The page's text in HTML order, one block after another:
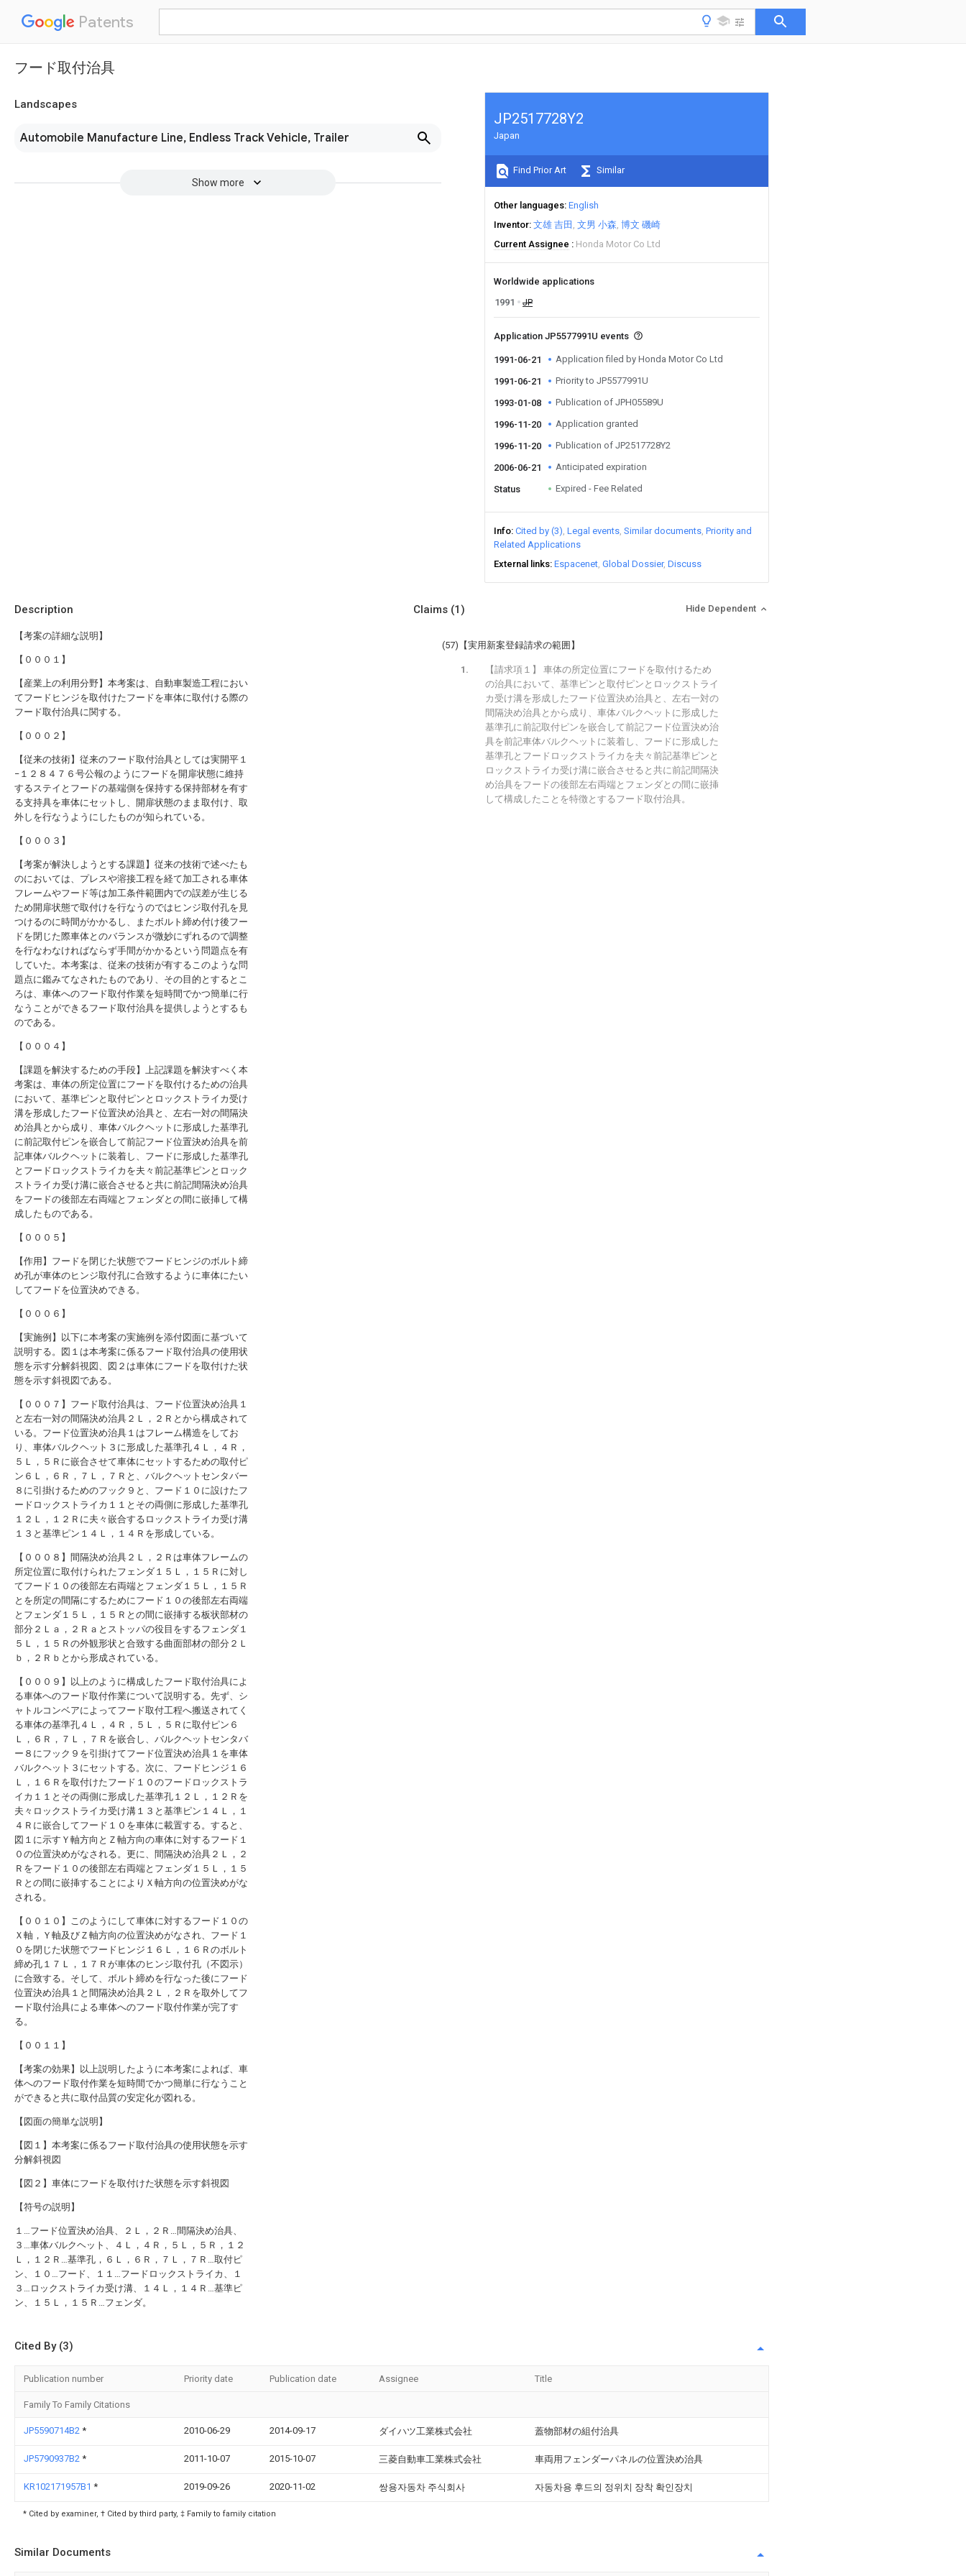
Patents
フード取付治具
Landscapes
Automobile Manufacture Line, Endless Track Vehicle, Trailer
Show more
JP2517728Y2
Japan
Find Prior Art Similar
Other languages English
Inventor 文雄 吉田 文男 小森 博文 磯崎
Current Assignee
Honda Motor Co Ltd
Worldwide applications
1991
JP
Application JP5577991U events
1991-06-21 Application filed by Honda Motor Co Ltd
1991-06-21 Priority to JP5577991U
1993-01-08 Publication of JPH05589U
1996-11-20 Application granted
1996-11-20 Publication of JP2517728Y2
2006-06-21 Anticipated expiration
Status Expired - Fee Related
Info Cited by (3) Legal events Similar documents Priority and
Related Applications
External links Espacenet Global Dossier Discuss
Description
【考案の詳細な説明】
【０００１】
【産業上の利用分野】本考案は、自動車製造工程におい
てフードヒンジを取付けたフードを車体に取付ける際の
フード取付治具に関する。
【０００２】
【従来の技術】従来のフード取付治具としては実開平１
−１２８４７６号公報のようにフードを開扉状態に維持
するステイとフードの基端側を保持する保持部材を有す
る支持具を車体にセットし、開扉状態のまま取付け、取
外しを行なうようにしたものが知られている。
【０００３】
【考案が解決しようとする課題】従来の技術で述べたも
のにおいては、プレスや溶接工程を経て加工される車体
フレームやフード等は加工条件範囲内での誤差が生じる
ため開扉状態で取付けを行なうのではヒンジ取付孔を見
つけるのに時間がかかるし、またボルト締め付け後フー
ドを閉じた際車体とのバランスが微妙にずれるので調整
を行なわなければならず手間がかかるという問題点を有
していた。本考案は、従来の技術が有するこのような問
題点に鑑みてなされたものであり、その目的とするとこ
ろは、車体へのフード取付作業を短時間でかつ簡単に行
なうことができるフード取付治具を提供しようとするも
のである。
【０００４】
【課題を解決するための手段】上記課題を解決すべく本
考案は、車体の所定位置にフードを取付けるための治具
において、基準ピンと取付ピンとロックストライカ受け
溝を形成したフード位置決め治具と、左右一対の間隔決
め治具とから成り、車体バルクヘットに形成した基準孔
に前記取付ピンを嵌合して前記フード位置決め治具を前
記車体バルクヘットに装着し、フードに形成した基準孔
とフードロックストライカを夫々前記基準ピンとロック
ストライカ受け溝に嵌合させると共に前記間隔決め治具
をフードの後部左右両端とフェンダとの間に嵌挿して構
成したものである。
【０００５】
【作用】フードを閉じた状態でフードヒンジのボルト締
め孔が車体のヒンジ取付孔に合致するように車体にたい
してフードを位置決めできる。
【０００６】
【実施例】以下に本考案の実施例を添付図面に基づいて
説明する。図１は本考案に係るフード取付治具の使用状
態を示す分解斜視図、図２は車体にフードを取付けた状
態を示す斜視図である。
【０００７】フード取付治具は、フード位置決め治具１
と左右一対の間隔決め治具２Ｌ，２Ｒとから構成されて
いる。フード位置決め治具１はフレーム構造をしてお
り、車体バルクヘット３に形成した基準孔４Ｌ，４Ｒ，
５Ｌ，５Ｒに嵌合させて車体にセットするための取付ピ
ン６Ｌ，６Ｒ，７Ｌ，７Ｒと、バルクヘットセンタバー
８に引掛けるためのフック９と、フード１０に設けたフ
ードロックストライカ１１とその両側に形成した基準孔
１２Ｌ，１２Ｒに夫々嵌合するロックストライカ受け溝
１３と基準ピン１４Ｌ，１４Ｒを形成している。
【０００８】間隔決め治具２Ｌ，２Ｒは車体フレームの
所定位置に取付けられたフェンダ１５Ｌ，１５Ｒに対し
てフード１０の後部左右両端とフェンダ１５Ｌ，１５Ｒ
とを所定の間隔にするためにフード１０の後部左右両端
とフェンダ１５Ｌ，１５Ｒとの間に嵌挿する板状部材の
部分２Ｌａ，２Ｒａとストッパの役目をするフェンダ１
５Ｌ，１５Ｒの外観形状と合致する曲面部材の部分２Ｌ
ｂ，２Ｒｂとから形成されている。
【０００９】以上のように構成したフード取付治具によ
る車体へのフード取付作業について説明する。先ず、シ
ャトルコンベアによってフード取付工程へ搬送されてく
る車体の基準孔４Ｌ，４Ｒ，５Ｌ，５Ｒに取付ピン６
Ｌ，６Ｒ，７Ｌ，７Ｒを嵌合し、バルクヘットセンタバ
ー８にフック９を引掛けてフード位置決め治具１を車体
バルクヘット３にセットする。次に、フードヒンジ１６
Ｌ，１６Ｒを取付けたフード１０のフードロックストラ
イカ１１とその両側に形成した基準孔１２Ｌ，１２Ｒを
夫々ロックストライカ受け溝１３と基準ピン１４Ｌ，１
４Ｒに嵌合してフード１０を車体に載置する。すると、
図１に示すＹ軸方向とＺ軸方向の車体に対するフード１
０の位置決めがなされる。更に、間隔決め治具２Ｌ，２
Ｒをフード１０の後部左右両端とフェンダ１５Ｌ，１５
Ｒとの間に嵌挿することによりＸ軸方向の位置決めがな
される。
【００１０】このようにして車体に対するフード１０の
Ｘ軸，Ｙ軸及びＺ軸方向の位置決めがなされ、フード１
０を閉じた状態でフードヒンジ１６Ｌ，１６Ｒのボルト
締め孔１７Ｌ，１７Ｒが車体のヒンジ取付孔（不図示）
に合致する。そして、ボルト締めを行なった後にフード
位置決め治具１と間隔決め治具２Ｌ，２Ｒを取外してフ
ード取付治具による車体へのフード取付作業が完了す
る。
【００１１】
【考案の効果】以上説明したように本考案によれば、車
体へのフード取付作業を短時間でかつ簡単に行なうこと
ができると共に取付品質の安定化が図れる。
【図面の簡単な説明】
【図１】本考案に係るフード取付治具の使用状態を示す
分解斜視図
【図２】車体にフードを取付けた状態を示す斜視図
【符号の説明】
１…フード位置決め治具、２Ｌ，２Ｒ…間隔決め治具、
３…車体バルクヘット、４Ｌ，４Ｒ，５Ｌ，５Ｒ，１２
Ｌ，１２Ｒ…基準孔，６Ｌ，６Ｒ，７Ｌ，７Ｒ…取付ピ
ン、１０…フード、１１…フードロックストライカ、１
３…ロックストライカ受け溝、１４Ｌ，１４Ｒ…基準ピ
ン、１５Ｌ，１５Ｒ…フェンダ。
Claims (1) Hide Dependent
(57)【実用新案登録請求の範囲】
【請求項１】 車体の所定位置にフードを取付けるため
の治具において、基準ピンと取付ピンとロックストライ
カ受け溝を形成したフード位置決め治具と、左右一対の
間隔決め治具とから成り、車体バルクヘットに形成した
基準孔に前記取付ピンを嵌合して前記フード位置決め治
具を前記車体バルクヘットに装着し、フードに形成した
基準孔とフードロックストライカを夫々前記基準ピンと
ロックストライカ受け溝に嵌合させると共に前記間隔決
め治具をフードの後部左右両端とフェンダとの間に嵌挿
して構成したことを特徴とするフード取付治具。
Cited By (3)
Publication number Priority date Publication date Assignee Title
Family To Family Citations
JP5590714B2 * 2010-06-29 2014-09-17 ダイハツ工業株式会社 蓋物部材の組付治具
JP5790937B2 * 2011-10-07 2015-10-07 三菱自動車工業株式会社 車両用フェンダーパネルの位置決め治具
KR102171957B1 * 2019-09-26 2020-11-02 쌍용자동차 주식회사 자동차용 후드의 정위치 장착 확인장치
* Cited by examiner, † Cited by third party, ‡ Family to family citation
Similar Documents